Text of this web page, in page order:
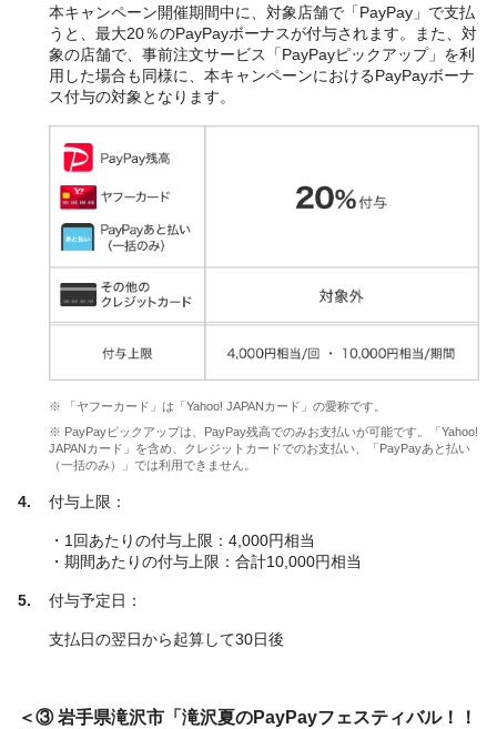
本キャンペーン開催期間中に、対象店舗で「PayPay」で支払
うと、最大20％のPayPayボーナスが付与されます。また、対
象の店舗で、事前注文サービス「PayPayピックアップ」を利
用した場合も同様に、本キャンペーンにおけるPayPayボーナ
ス付与の対象となります。
※ 「ヤフーカード」は「Yahoo! JAPANカード」の愛称です。
※ PayPayピックアップは、PayPay残高でのみお支払いが可能です。「Yahoo!
JAPANカード」を含め、クレジットカードでのお支払い、「PayPayあと払い
（一括のみ）」では利用できません。
付与上限：
・1回あたりの付与上限：4,000円相当
・期間あたりの付与上限：合計10,000円相当
付与予定日：
支払日の翌日から起算して30日後
＜③ 岩手県滝沢市「滝沢夏のPayPayフェスティバル！！